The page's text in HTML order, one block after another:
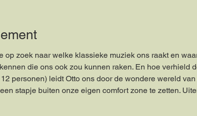
op zoek naar welke klassieke muziek ons raakt en
die ons ook zou kunnen raken. En hoe verhield
personen) leidt Otto ons door de wondere wereld
stapje buiten onze eigen comfort zone te zetten.